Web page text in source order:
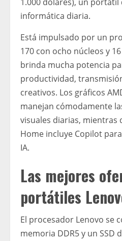
1.000 dólares), un
informática diaria.
Está impulsado por un
170 con ocho núcleos y
brinda mucha potencia
productividad,
creativos. Los gráficos
manejan cómodamente
visuales diarias, mientras
Home incluye Copilot
IA.
Las mejores
portátiles
El procesador Lenovo se
memoria DDR5 y un SSD